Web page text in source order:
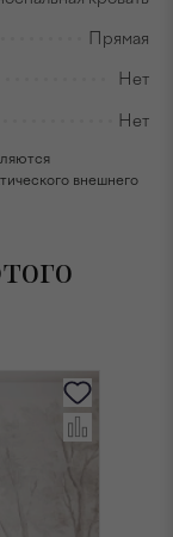
Прямая
Нет
Нет
внешнего